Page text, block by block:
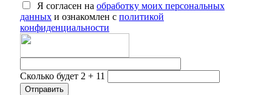
Я согласен на обработку моих персональных
данных и ознакомлен с политикой
конфиденциальности
Сколько будет 2 + 11